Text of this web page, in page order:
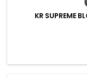
KR SUPREME